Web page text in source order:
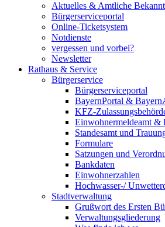
Aktuelles & Amtliche
Bürgerserviceportal
Online-Ticketsystem
Notdienste
vergessen und vorbei?
Newsletter
Rathaus & Service
Bürgerservice
Bürgerserviceportal
BayernPortal &
KFZ-
Einwohnermeldeamt &
Standesamt und
Formulare
Satzungen und
Bankdaten
Einwohnerzahlen
Hochwasser-/
Stadtverwaltung
Grußwort des Ersten
Verwaltungsgliederung